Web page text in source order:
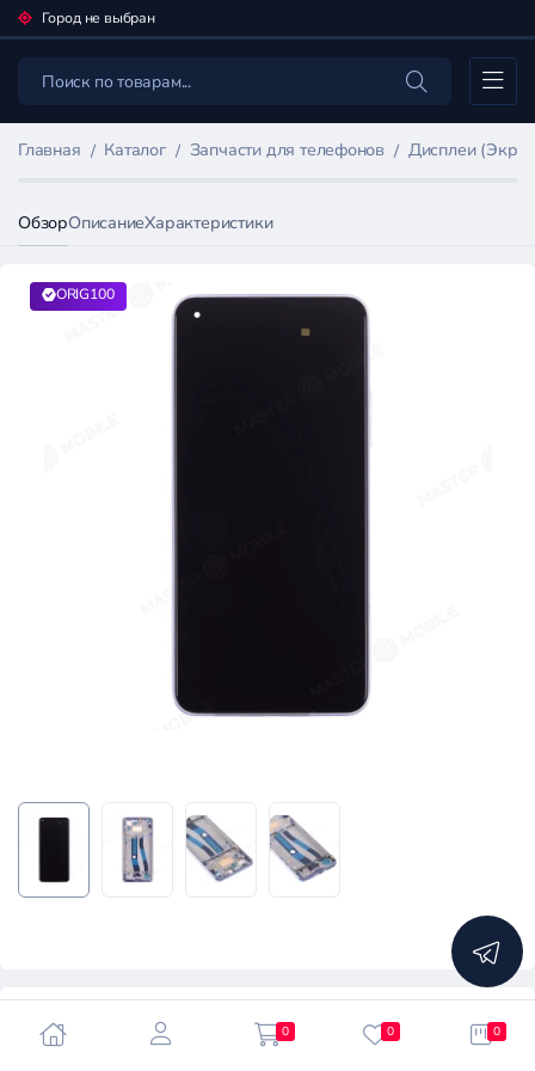
Город не выбран
Каталог
Главная Каталог Запчасти для телефонов Дисплеи
ОбзорОписаниеХарактеристики
ORIG100
5.0
0 0 0